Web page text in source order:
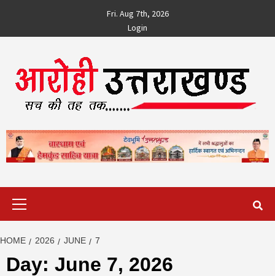
content
Fri. Aug 7th, 2026
Login
HOME 2026 JUNE 7
Day: June 7, 2026